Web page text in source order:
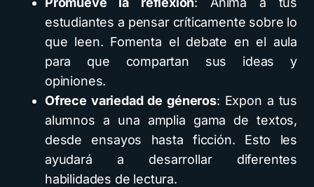
estudiantes a pensar críticamente sobre lo
que leen. Fomenta el debate en el aula
para que compartan sus ideas y
opiniones.
Ofrece variedad de géneros: Expon a tus
alumnos a una amplia gama de textos,
desde ensayos hasta ficción. Esto les
ayudará a desarrollar diferentes
habilidades de lectura.